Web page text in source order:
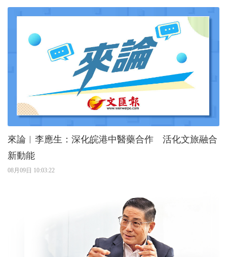
來論︱李應生：深化皖港中醫藥合作 活化文旅融合
新動能
08月09日 10:03:22